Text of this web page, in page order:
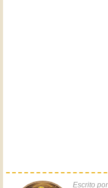
Escrito por